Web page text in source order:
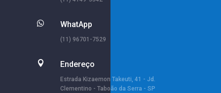
 WhatApp
(11) 96701-7529
 Endereço
Estrada Kizaemon Takeuti, 41 - Jd.
Clementino - Taboão da Serra - SP